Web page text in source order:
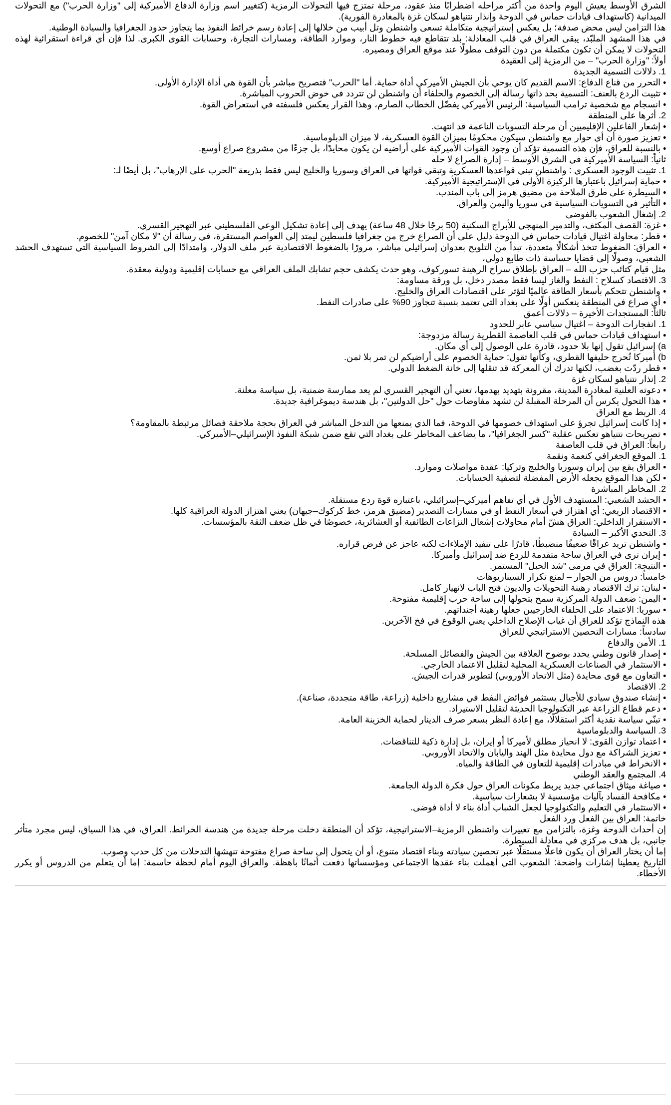
الشرق الأوسط يعيش اليوم واحدة من أكثر مراحله اضطرابًا منذ عقود، مرحلة تمتزج فيها التحولات الرمزية (كتغيير اسم وزارة الدفاع الأميركية إلى "وزارة الحرب") مع التحولات
الميدانية (كاستهداف قيادات حماس في الدوحة وإنذار نتنياهو لسكان غزة بالمغادرة الفورية).
هذا التزامن ليس محض صدفة؛ بل يعكس إستراتيجية متكاملة تسعى واشنطن وتل أبيب من خلالها إلى إعادة رسم خرائط النفوذ بما يتجاوز حدود الجغرافيا والسيادة الوطنية.
في هذا المشهد الملبّد، يبقى العراق في قلب المعادلة: بلد تتقاطع فيه خطوط النار، وموارد الطاقة، ومسارات التجارة، وحسابات القوى الكبرى. لذا فإن أي قراءة استقرائية لهذه
التحولات لا يمكن أن تكون مكتملة من دون التوقف مطولًا عند موقع العراق ومصيره.
أولاً: "وزارة الحرب" – من الرمزية إلى العقيدة
1. دلالات التسمية الجديدة
• التحرر من قناع الدفاع: الاسم القديم كان يوحي بأن الجيش الأميركي أداة حماية. أما "الحرب" فتصريح مباشر بأن القوة هي أداة الإدارة الأولى.
• تثبيت الردع بالعنف: التسمية بحد ذاتها رسالة إلى الخصوم والحلفاء أن واشنطن لن تتردد في خوض الحروب المباشرة.
• انسجام مع شخصية ترامب السياسية: الرئيس الأميركي يفضّل الخطاب الصارم، وهذا القرار يعكس فلسفته في استعراض القوة.
2. أثرها على المنطقة
• إشعار الفاعلين الإقليميين أن مرحلة التسويات الناعمة قد انتهت.
• تعزيز صورة أن أي حوار مع واشنطن سيكون محكومًا بميزان القوة العسكرية، لا ميزان الدبلوماسية.
• بالنسبة للعراق، فإن هذه التسمية تؤكد أن وجود القوات الأميركية على أراضيه لن يكون محايدًا، بل جزءًا من مشروع صراع أوسع.
ثانياً: السياسة الأميركية في الشرق الأوسط – إدارة الصراع لا حله
1. تثبيت الوجود العسكري : واشنطن تبني قواعدها العسكرية وتبقي قواتها في العراق وسوريا والخليج ليس فقط بذريعة "الحرب على الإرهاب"، بل أيضًا لـ:
• حماية إسرائيل باعتبارها الركيزة الأولى في الإستراتيجية الأميركية.
• السيطرة على طرق الملاحة من مضيق هرمز إلى باب المندب.
• التأثير في التسويات السياسية في سوريا واليمن والعراق.
2. إشغال الشعوب بالفوضى
• غزة: القصف المكثف، والتدمير المنهجي للأبراج السكنية (50 برجًا خلال 48 ساعة) يهدف إلى إعادة تشكيل الوعي الفلسطيني عبر التهجير القسري.
• قطر: محاولة اغتيال قيادات حماس في الدوحة دليل على أن الصراع خرج من جغرافيا فلسطين ليمتد إلى العواصم المستقرة، في رسالة أن "لا مكان آمن" للخصوم.
• العراق: الضغوط تتخذ أشكالًا متعددة، تبدأ من التلويح بعدوان إسرائيلي مباشر، مرورًا بالضغوط الاقتصادية عبر ملف الدولار، وامتدادًا إلى الشروط السياسية التي تستهدف الحشد
الشعبي، وصولًا إلى قضايا حساسة ذات طابع دولي،
مثل قيام كتائب حزب الله – العراق بإطلاق سراح الرهينة تسوركوف، وهو حدث يكشف حجم تشابك الملف العراقي مع حسابات إقليمية ودولية معقدة.
3. الاقتصاد كسلاح : النفط والغاز ليسا فقط مصدر دخل، بل ورقة مساومة:
• واشنطن تتحكم بأسعار الطاقة عالميًا لتؤثر على اقتصادات العراق والخليج.
• أي صراع في المنطقة ينعكس أولًا على بغداد التي تعتمد بنسبة تتجاوز 90% على صادرات النفط.
ثالثاً: المستجدات الأخيرة – دلالات أعمق
1. انفجارات الدوحة – اغتيال سياسي عابر للحدود
• استهداف قيادات حماس في قلب العاصمة القطرية رسالة مزدوجة:
a) إسرائيل تقول إنها بلا حدود، قادرة على الوصول إلى أي مكان.
b) أميركا تُحرج حليفها القطري، وكأنها تقول: حماية الخصوم على أراضيكم لن تمر بلا ثمن.
• قطر ردّت بغضب، لكنها تدرك أن المعركة قد تنقلها إلى خانة الضغط الدولي.
2. إنذار نتنياهو لسكان غزة
• دعوته العلنية لمغادرة المدينة، مقرونة بتهديد بهدمها، تعني أن التهجير القسري لم يعد ممارسة ضمنية، بل سياسة معلنة.
• هذا التحول يكرس أن المرحلة المقبلة لن تشهد مفاوضات حول "حل الدولتين"، بل هندسة ديموغرافية جديدة.
4. الربط مع العراق
• إذا كانت إسرائيل تجرؤ على استهداف خصومها في الدوحة، فما الذي يمنعها من التدخل المباشر في العراق بحجة ملاحقة فصائل مرتبطة بالمقاومة؟
• تصريحات نتنياهو تعكس عقلية "كسر الجغرافيا"، ما يضاعف المخاطر على بغداد التي تقع ضمن شبكة النفوذ الإسرائيلي–الأميركي.
رابعاً: العراق في قلب العاصفة
1. الموقع الجغرافي كنعمة ونقمة
• العراق يقع بين إيران وسوريا والخليج وتركيا: عقدة مواصلات وموارد.
• لكن هذا الموقع يجعله الأرض المفضلة لتصفية الحسابات.
2. المخاطر المباشرة
• الحشد الشعبي: المستهدف الأول في أي تفاهم أميركي–إسرائيلي، باعتباره قوة ردع مستقلة.
• الاقتصاد الريعي: أي اهتزاز في أسعار النفط أو في مسارات التصدير (مضيق هرمز، خط كركوك–جيهان) يعني اهتزاز الدولة العراقية كلها.
• الاستقرار الداخلي: العراق هشّ أمام محاولات إشعال النزاعات الطائفية أو العشائرية، خصوصًا في ظل ضعف الثقة بالمؤسسات.
3. التحدي الأكبر – السيادة
• واشنطن تريد عراقًا ضعيفًا منضبطًا، قادرًا على تنفيذ الإملاءات لكنه عاجز عن فرض قراره.
• إيران ترى في العراق ساحة متقدمة للردع ضد إسرائيل وأميركا.
• النتيجة: العراق في مرمى "شد الحبل" المستمر.
خامساً: دروس من الجوار – لمنع تكرار السيناريوهات
• لبنان: ترك الاقتصاد رهينة التحويلات والديون فتح الباب لانهيار كامل.
• اليمن: ضعف الدولة المركزية سمح بتحولها إلى ساحة حرب إقليمية مفتوحة.
• سوريا: الاعتماد على الحلفاء الخارجيين جعلها رهينة أجنداتهم.
هذه النماذج تؤكد للعراق أن غياب الإصلاح الداخلي يعني الوقوع في فخ الآخرين.
سادساً: مسارات التحصين الاستراتيجي للعراق
1. الأمن والدفاع
• إصدار قانون وطني يحدد بوضوح العلاقة بين الجيش والفصائل المسلحة.
• الاستثمار في الصناعات العسكرية المحلية لتقليل الاعتماد الخارجي.
• التعاون مع قوى محايدة (مثل الاتحاد الأوروبي) لتطوير قدرات الجيش.
2. الاقتصاد
• إنشاء صندوق سيادي للأجيال يستثمر فوائض النفط في مشاريع داخلية (زراعة، طاقة متجددة، صناعة).
• دعم قطاع الزراعة عبر التكنولوجيا الحديثة لتقليل الاستيراد.
• تبنّي سياسة نقدية أكثر استقلالًا، مع إعادة النظر بسعر صرف الدينار لحماية الخزينة العامة.
3. السياسة والدبلوماسية
• اعتماد توازن القوى: لا انحياز مطلق لأميركا أو إيران، بل إدارة ذكية للتناقضات.
• تعزيز الشراكة مع دول محايدة مثل الهند واليابان والاتحاد الأوروبي.
• الانخراط في مبادرات إقليمية للتعاون في الطاقة والمياه.
4. المجتمع والعقد الوطني
• صياغة ميثاق اجتماعي جديد يربط مكونات العراق حول فكرة الدولة الجامعة.
• مكافحة الفساد بآليات مؤسسية لا بشعارات سياسية.
• الاستثمار في التعليم والتكنولوجيا لجعل الشباب أداة بناء لا أداة فوضى.
خاتمة: العراق بين الفعل ورد الفعل
إن أحداث الدوحة وغزة، بالتزامن مع تغييرات واشنطن الرمزية–الاستراتيجية، تؤكد أن المنطقة دخلت مرحلة جديدة من هندسة الخرائط. العراق، في هذا السياق، ليس مجرد متأثر
جانبي، بل هدف مركزي في معادلة السيطرة.
إما أن يختار العراق أن يكون فاعلًا مستقلًا عبر تحصين سيادته وبناء اقتصاد متنوع، أو أن يتحول إلى ساحة صراع مفتوحة تنهشها التدخلات من كل حدب وصوب.
التاريخ يعطينا إشارات واضحة: الشعوب التي أهملت بناء عقدها الاجتماعي ومؤسساتها دفعت أثمانًا باهظة. والعراق اليوم أمام لحظة حاسمة: إما أن يتعلم من الدروس أو يكرر
الأخطاء.